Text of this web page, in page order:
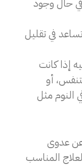
حال وجود
في تقليل
إذا كانت
أو
النوم مثل
عن عدوى
المناسب